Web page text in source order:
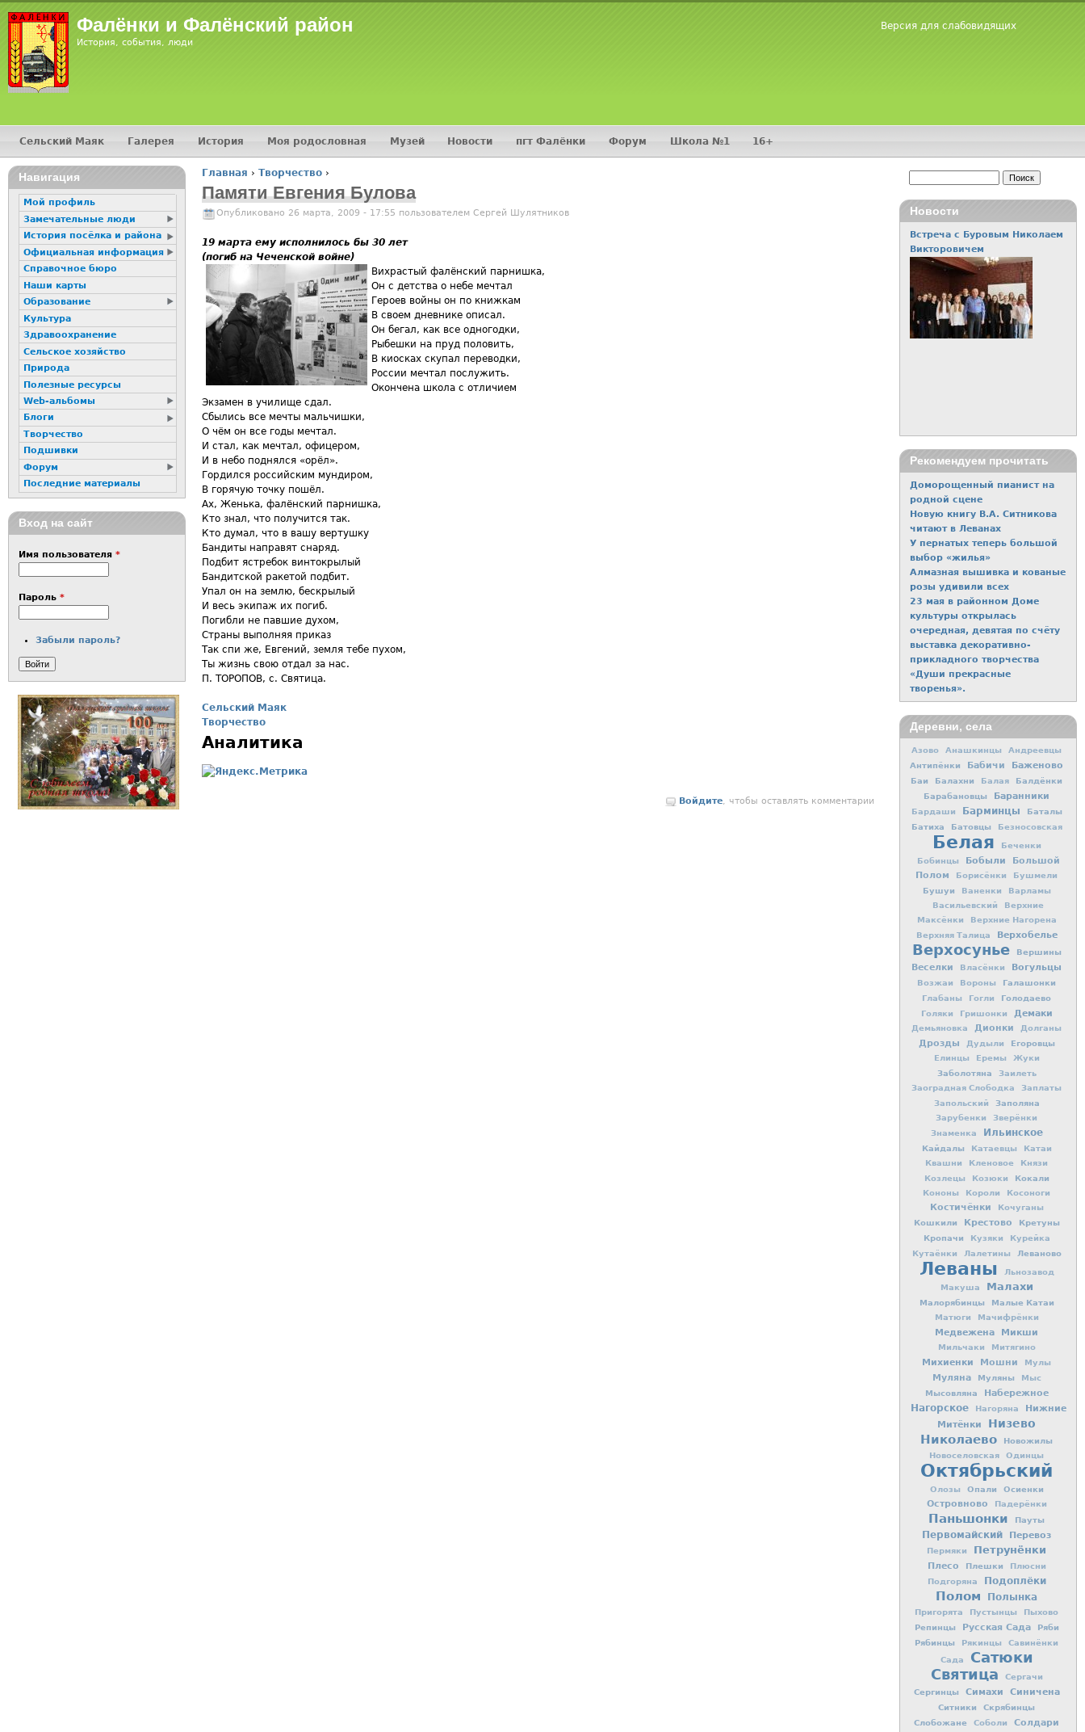
Фалёнки и Фалёнский район
История, события, люди
Версия для слабовидящих
Вы здесь
Главная › Творчество ›
Памяти Евгения Булова
Опубликовано 26 марта, 2009 - 17:55 пользователем Сергей Шулятников
19 марта ему исполнилось бы 30 лет
(погиб на Чеченской войне)
Вихрастый фалёнский парнишка,
Он с детства о небе мечтал
Героев войны он по книжкам
В своем дневнике описал.
Он бегал, как все одногодки,
Рыбешки на пруд половить,
В киосках скупал переводки,
России мечтал послужить.
Окончена школа с отличием
Экзамен в училище сдал.
Сбылись все мечты мальчишки,
О чём он все годы мечтал.
И стал, как мечтал, офицером,
И в небо поднялся «орёл».
Гордился российским мундиром,
В горячую точку пошёл.
Ах, Женька, фалёнский парнишка,
Кто знал, что получится так.
Кто думал, что в вашу вертушку
Бандиты направят снаряд.
Подбит ястребок винтокрылый
Бандитской ракетой подбит.
Упал он на землю, бескрылый
И весь экипаж их погиб.
Погибли не павшие духом,
Страны выполняя приказ
Так спи же, Евгений, земля тебе пухом,
Ты жизнь свою отдал за нас.
П. ТОРОПОВ, с. Святица.
Сельский Маяк
Творчество
Аналитика
Войдите, чтобы оставлять комментарии
Главное меню
Сельский Маяк Галерея История Моя родословная Музей Новости пгт Фалёнки Форум Школа №1 16+
Навигация
Мой профиль
Замечательные люди
История посёлка и района
Официальная информация
Справочное бюро
Наши карты
Образование
Культура
Здравоохранение
Сельское хозяйство
Природа
Полезные ресурсы
Web-альбомы
Блоги
Творчество
Подшивки
Форум
Последние материалы
Вход на сайт
Имя пользователя *
Пароль *
Забыли пароль?
Новости
Встреча с Буровым Николаем
Викторовичем
Рекомендуем прочитать
Доморощенный пианист на
родной сцене
Новую книгу В.А. Ситникова
читают в Леванах
У пернатых теперь большой
выбор «жилья»
Алмазная вышивка и кованые
розы удивили всех
23 мая в районном Доме
культуры открылась
очередная, девятая по счёту
выставка декоративно-
прикладного творчества
«Души прекрасные
творенья».
Деревни, села
Азово Анашкинцы Андреевцы
Антипёнки Бабичи Баженово
Баи Балахни Балая
Балдёнки
Барабановцы
Баранники
Бардаши Барминцы
Баталы
Батиха
Батовцы Безносовская
Белая
Беченки
Бобинцы
Бобыли
Большой
Полом
Борисёнки Бушмели
Бушуи Ваненки
Варламы
Васильевский
Верхние
Максёнки
Верхние Нагорена
Верхняя Талица
Верхобелье
Верхосунье Вершины
Веселки Власёнки Вогульцы
Возжаи Вороны Галашонки
Глабаны Гогли Голодаево
Голяки Гришонки Демаки
Демьяновка Дионки Долганы
Дрозды Дудыли Егоровцы
Елинцы Еремы Жуки
Заболотяна
Заилеть
Заоградная Слободка
Заплаты
Запольский
Заполяна
Зарубенки
Зверёнки
Знаменка
Ильинское
Кайдалы Катаевцы
Катаи
Квашни
Кленовое
Князи
Козлецы
Козюки Кокали
Кононы Короли Косоноги
Костичёнки Кочуганы
Кошкили Крестово
Кретуны
Кропачи
Кузяки
Курейка
Кутаёнки
Лалетины Леваново
Леваны
Льнозавод
Макуша
Малахи
Малорябинцы Малые Катаи
Матюги Мачифрёнки
Медвежена Микши
Мильчаки Митягино
Михиенки Мошни Мулы
Муляна Муляны Мыс
Мысовляна Набережное
Нагорское Нагоряна
Нижние
Митёнки
Низево
Николаево Новожилы
Новоселовская Одинцы
Октябрьский
Олозы Опали Осиенки
Островново Падерёнки
Паньшонки Пауты
Первомайский Перевоз
Пермяки Петрунёнки
Плесо Плешки
Плюсни
Подгоряна
Подоплёки
Полом Полынка
Пригорята Пустынцы Пыхово
Репинцы Русская Сада
Ряби
Рябинцы
Рякинцы
Савинёнки
Сада
Сатюки
Святица
Сергачи
Сергинцы Симахи Синичена
Ситники
Скрябинцы
Слобожане
Соболи
Солдари